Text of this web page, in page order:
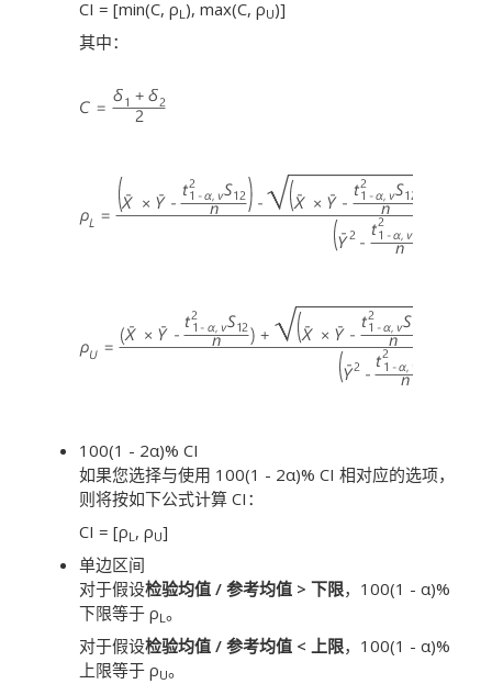
CI = [min(C, ρL ), max(C, ρU)]
其中：
100(1 - 2α)% CI
如果您选择与使用 100(1 - 2α)% CI 相对应的选项，
则将按如下公式计算 CI：
CI = [ρL , ρU]
单边区间
对于假设检验均值 / 参考均值 > 下限，100(1 - α)%
下限等于 ρL 。
对于假设检验均值 / 参考均值 < 上限，100(1 - α)%
上限等于 ρU。